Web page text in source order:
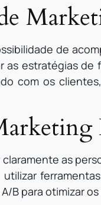
de
estratégias de
com os
as
B para otimizar